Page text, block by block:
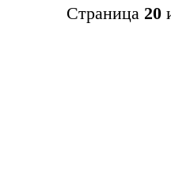
Страница 20